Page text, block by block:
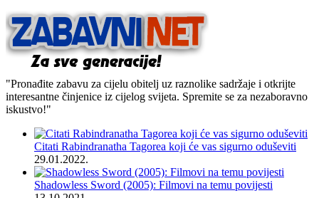
"Pronađite zabavu za cijelu obitelj uz raznolike sadržaje i otkrijte
interesantne činjenice iz cijelog svijeta. Spremite se za nezaboravno
iskustvo!"
Citati Rabindranatha Tagorea koji će vas sigurno oduševiti
29.01.2022.
Shadowless Sword (2005): Filmovi na temu povijesti